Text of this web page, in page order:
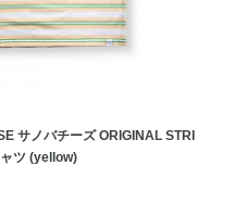
サノバチーズ ORIGINAL STRI
ツ (yellow)